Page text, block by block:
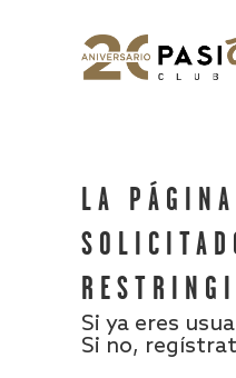
LA
Si ya eres
Si no,